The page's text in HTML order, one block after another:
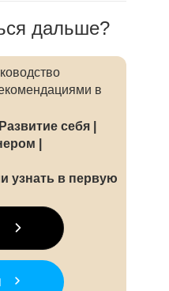
дальше?
себя |
|
узнать в первую
в